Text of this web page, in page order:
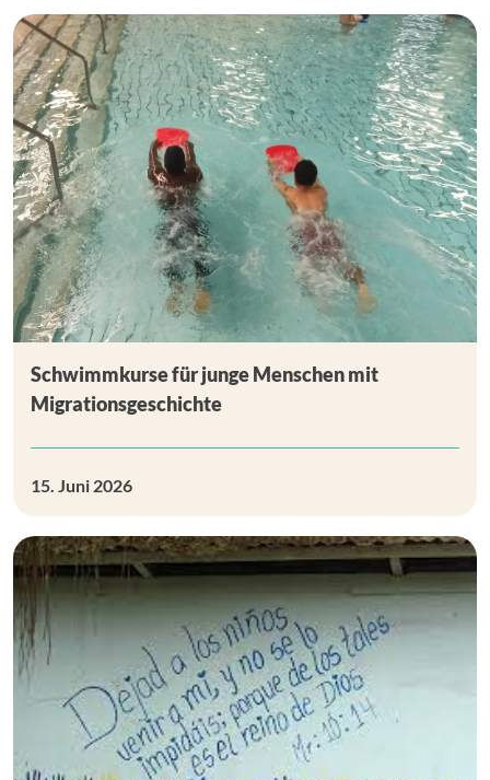
Schwimmkurse für junge Menschen mit
Migrationsgeschichte
15. Juni 2026